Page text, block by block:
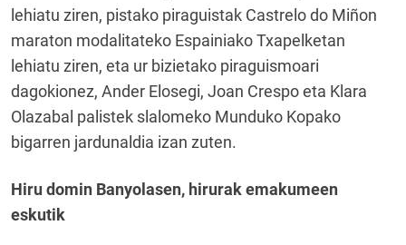
lehiatu ziren, pistako piraguistak Castrelo do Miñon
maraton modalitateko Espainiako Txapelketan
lehiatu ziren, eta ur bizietako piraguismoari
dagokionez, Ander Elosegi, Joan Crespo eta Klara
Olazabal palistek slalomeko Munduko Kopako
bigarren jardunaldia izan zuten.
Hiru domin Banyolasen, hirurak emakumeen
eskutik